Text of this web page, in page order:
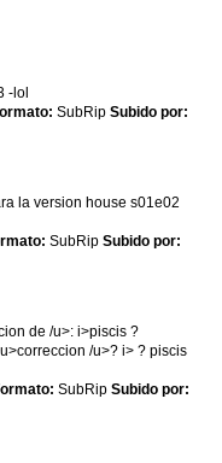
-lol
SubRip Subido por:
la version house s01e02
SubRip Subido por:
de /u>: i>piscis ?
/u>? i> ? piscis
SubRip Subido por: